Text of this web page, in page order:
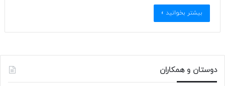
بیشتر بخوانید »
دوستان و همکاران